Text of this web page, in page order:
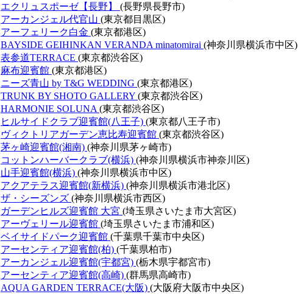
エクリュスポーゼ【長野】 (長野県長野市)
アーカンジェル代官山 (東京都目黒区)
アーフェリーク白金 (東京都港区)
BAYSIDE GEIHINKAN VERANDA minatomirai (神奈川県横浜市中区)
表参道TERRACE (東京都渋谷区)
麻布迎賓館 (東京都港区)
ニーズ青山 by T&G WEDDING (東京都港区)
TRUNK BY SHOTO GALLERY (東京都渋谷区)
HARMONIE SOLUNA (東京都渋谷区)
ヒルサイドクラブ迎賓館(八王子) (東京都八王子市)
ヴィクトリアガーデン恵比寿迎賓館 (東京都渋谷区)
茅ヶ崎迎賓館(湘南) (神奈川県茅ヶ崎市)
コットンハーバークラブ(横浜) (神奈川県横浜市神奈川区)
山手迎賓館(横浜) (神奈川県横浜市中区)
アクアテラス迎賓館(新横浜) (神奈川県横浜市港北区)
ザ・シーズンズ (神奈川県横浜市西区)
ガーデンヒルズ迎賓館 大宮 (埼玉県さいたま市大宮区)
アーヴェリール迎賓館 (埼玉県さいたま市浦和区)
ベイサイドパーク迎賓館 (千葉県千葉市中央区)
アーセンティア迎賓館(柏) (千葉県柏市)
アーカンジェル迎賓館(宇都宮) (栃木県宇都宮市)
アーセンティア迎賓館(高崎) (群馬県高崎市)
AQUA GARDEN TERRACE(大阪) (大阪府大阪市中央区)